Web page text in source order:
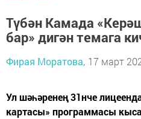
Түбән Камада
бар» дигән темага
Фирая Моратова, 17 март
Ул шәһәренең 31нче
картасы» программасы